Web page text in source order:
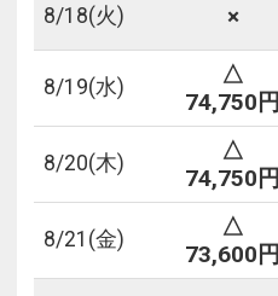
8/18(火) ×
8/19(水)
△
74,750円
8/20(木)
△
74,750円
8/21 (金)
△
73,600円